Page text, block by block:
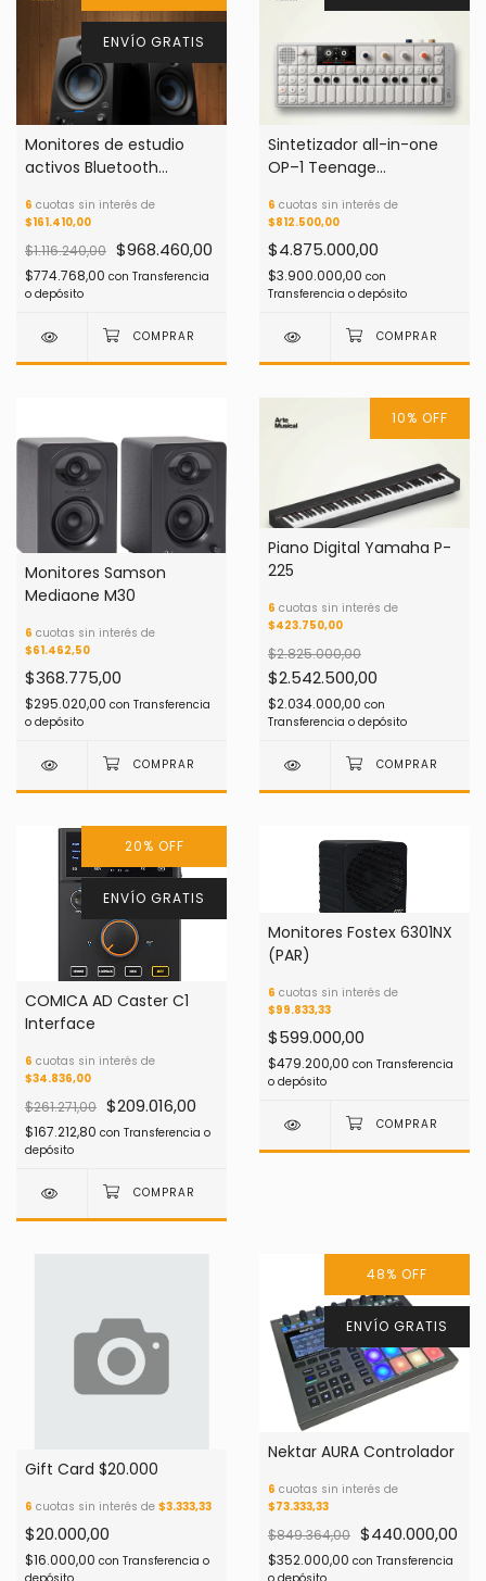
ENVÍO GRATIS
Monitores de estudio
activos Bluetooth
generación
6 cuotas sin interés de
$161.410,00
$1.116.240,00 $968.460,00
$774.768,00 con Transferencia
o depósito
Sintetizador all-in-one
OP–1 Teenage
6 cuotas sin interés de
$812.500,00
$4.875.000,00
$3.900.000,00 con
Transferencia o depósito
Monitores Samson
Mediaone M30
6 cuotas sin interés de
$61.462,50
$368.775,00
$295.020,00 con Transferencia
o depósito
10% OFF
Piano Digital Yamaha P-
225
6 cuotas sin interés de
$423.750,00
$2.825.000,00
$2.542.500,00
$2.034.000,00 con
Transferencia o depósito
20% OFF
ENVÍO GRATIS
COMICA AD Caster C1
Interface
6 cuotas sin interés de
$34.836,00
$261.271,00 $209.016,00
$167.212,80 con Transferencia o
depósito
Monitores Fostex 6301NX
(PAR)
6 cuotas sin interés de
$99.833,33
$599.000,00
$479.200,00 con Transferencia
o depósito
Gift Card $20.000
6 cuotas sin interés de $3.333,33
$20.000,00
$16.000,00 con Transferencia o
48% OFF
ENVÍO GRATIS
Nektar AURA Controlador
6 cuotas sin interés de
$73.333,33
$849.364,00 $440.000,00
$352.000,00 con Transferencia